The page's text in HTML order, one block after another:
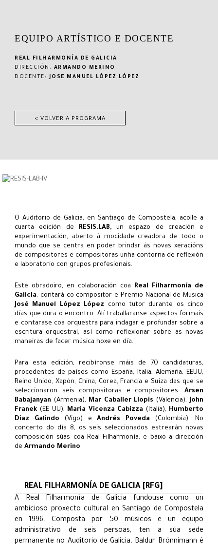
EQUIPO ARTÍSTICO E DOCENTE
REAL FILHARMONÍA DE GALICIA
DIRECCIÓN: ARMANDO MERINO
DOCENTE: JOSE MANUEL LÓPEZ LÓPEZ
< VOLVER A PROGRAMA
O Auditorio de Galicia, en Santiago de Compostela, acolle a
cuarta edición de RESIS.LAB, un espazo de creación e
experimentación, aberto á mocidade creadora de todo o
mundo que se centra en poder brindar ás novas xeracións
de compositores e compositoras unha contorna de reflexión
e laboratorio con grupos profesionais.
Este obradoiro, en colaboración coa Real Filharmonía de
Galicia, contará co compositor e Premio Nacional de Música
José Manuel López López como tutor durante os cinco
días que dura o encontro. Alí traballaranse aspectos formais
e contarase coa orquestra para indagar e profundar sobre a
escritura orquestral, así como reflexionar sobre as novas
maneiras de facer música hoxe en día.
Para esta edición, recibíronse máis de 70 candidaturas,
procedentes de países como España, Italia, Alemaña, EEUU,
Reino Unido, Xapón, China, Corea, Francia e Suíza das que se
seleccionaron seis compositoras e compositores: Arsen
Babajanyan (Armenia), Mar Caballer Llopis (Valencia),
John
Franek (EE UU), Maria Vicenza Cabizza (Italia), Humberto
Diaz Galindo (Vigo) eAndrés Poveda (Colombia). No
concerto do día 8, os seis seleccionados estrearán novas
composición súas coa Real Filharmonía, e baixo a dirección
de Armando Merino.
REAL FILHARMONÍA DE GALICIA [RFG]
A Real Filharmonía de Galicia fundouse como un
ambicioso proxecto cultural en Santiago de Compostela
en 1996. Composta por 50 músicos e un equipo
administrativo de seis persoas, ten a súa sede
permanente no Auditorio de Galicia. Baldur Brönnimann é